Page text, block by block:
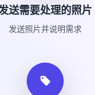
送需要处理的照片
发送照片并说明需求